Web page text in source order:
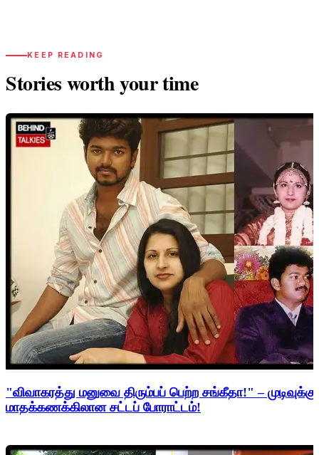
KEEP READING
Stories worth your time
"விவாகரத்து மனுவை திரும்பப் பெற்ற சங்கீதா!" –
மாதக்கணக்கிலான சட்டப் போராட்டம்!